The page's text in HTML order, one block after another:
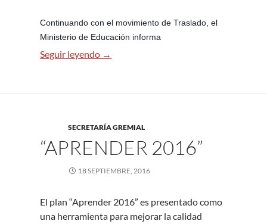
Continuando con el movimiento de Traslado, el
Ministerio de Educación informa
Seguir leyendo Traslados IPE- Escalafones y Vacantes.
→
SECRETARÍA GREMIAL
“APRENDER 2016”
18 SEPTIEMBRE, 2016
El plan “Aprender 2016” es presentado como
una herramienta para mejorar la calidad